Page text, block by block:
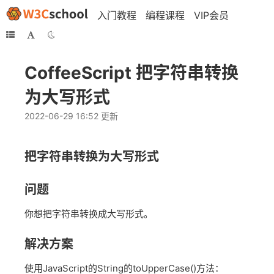
入门教程 编程课程 VIP会员
CoffeeScript 把字符串转换
为大写形式
2022-06-29 16:52 更新
把字符串转换为大写形式
问题
你想把字符串转换成大写形式。
解决方案
使用JavaScript的String的toUpperCase()方法：